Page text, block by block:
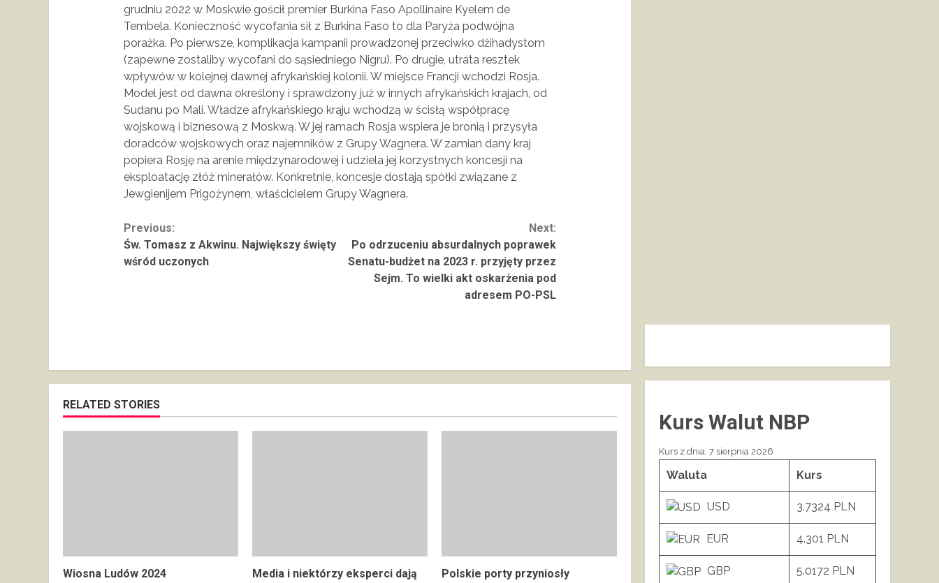
grudniu 2022 w Moskwie gościł premier Burkina Faso Apollinaire Kyelem de
Tembela. Konieczność wycofania sił z Burkina Faso to dla Paryża podwójna
porażka. Po pierwsze, komplikacja kampanii prowadzonej przeciwko dżihadystom
(zapewne zostaliby wycofani do sąsiedniego Nigru). Po drugie, utrata resztek
wpływów w kolejnej dawnej afrykańskiej kolonii. W miejsce Francji wchodzi Rosja.
Model jest od dawna określony i sprawdzony już w innych afrykańskich krajach, od
Sudanu po Mali. Władze afrykańskiego kraju wchodzą w ścisłą współpracę
wojskową i biznesową z Moskwą. W jej ramach Rosja wspiera je bronią i przysyła
doradców wojskowych oraz najemników z Grupy Wagnera. W zamian dany kraj
popiera Rosję na arenie międzynarodowej i udziela jej korzystnych koncesji na
eksploatację złóż minerałów. Konkretnie, koncesje dostają spółki związane z
Jewgienijem Prigożynem, właścicielem Grupy Wagnera.
Continue
Reading
Previous:
Św. Tomasz z Akwinu. Największy święty
wśród uczonych
Next:
Po odrzuceniu absurdalnych poprawek
Senatu-budżet na 2023 r. przyjęty przez
Sejm. To wielki akt oskarżenia pod
adresem PO-PSL
RELATED STORIES
Wiosna Ludów 2024
Media i niektórzy eksperci dają
Polskie porty przyniosły
Kurs Walut NBP
Kurs z dnia: 7 sierpnia 2026
Waluta Kurs
USD 3.7324 PLN
EUR 4.301 PLN
GBP 5.0172 PLN